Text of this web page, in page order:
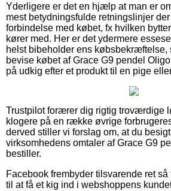
Yderligere er det en hjælp at man er
mest betydningsfulde retningslinjer
forbindelse med købet, fx hvilken
kører med. Her er det ydermere
helst bibeholder ens købsbekræftelse,
bevise købet af Grace G9 pendel
på udkig efter et produkt til en pige
Trustpilot forærer dig rigtig troværdige
klogere på en række øvrige
derved stiller vi forslag om, at du
virksomhedens omtaler af Grace G9
bestiller.
Facebook frembyder tilsvarende ret
til at få et kig ind i webshoppens